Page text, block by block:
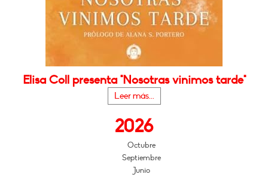
Elisa Coll presenta "Nosotras vinimos tarde"
Leer más...
2026
Octubre
Septiembre
Junio